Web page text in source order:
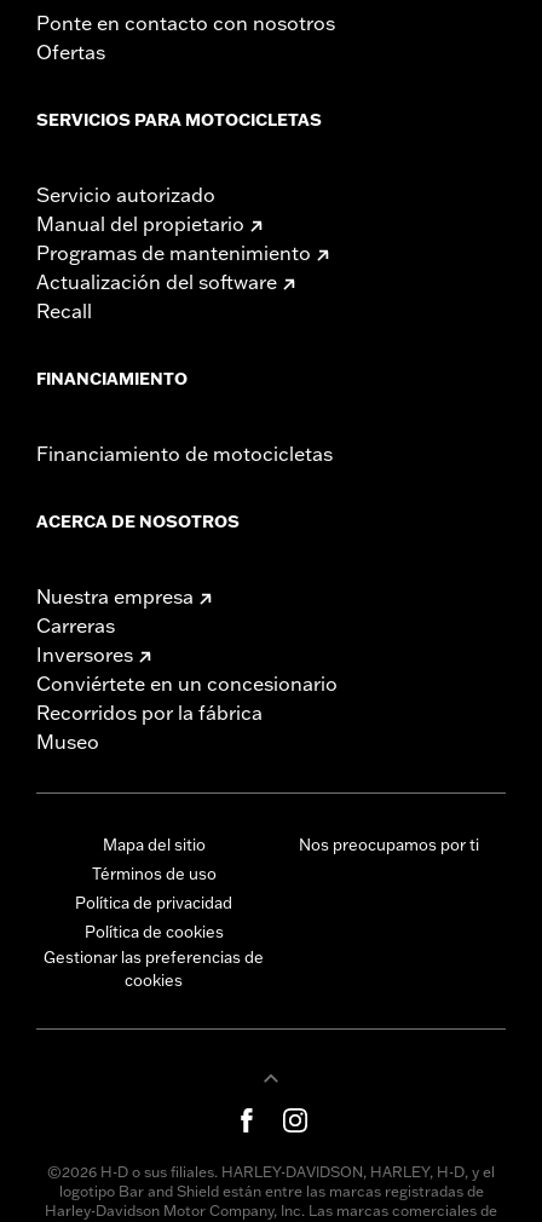
Ponte en contacto con nosotros
Ofertas
SERVICIOS PARA MOTOCICLETAS
Servicio autorizado
Manual del propietario
Programas de mantenimiento
Actualización del software
Recall
FINANCIAMIENTO
Financiamiento de motocicletas
ACERCA DE NOSOTROS
Nuestra empresa
Carreras
Inversores
Conviértete en un concesionario
Recorridos por la fábrica
Museo
Mapa del sitio
Términos de uso
Política de privacidad
Política de cookies
Gestionar las preferencias de
cookies
Nos preocupamos por ti
©2026 H-D o sus filiales. HARLEY-DAVIDSON, HARLEY, H-D, y el
logotipo Bar and Shield están entre las marcas registradas de
Harley-Davidson Motor Company, Inc. Las marcas comerciales de